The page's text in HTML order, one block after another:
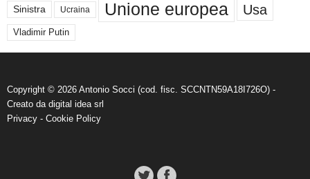
Sinistra Ucraina Unione europea Usa
Vladimir Putin
Copyright © 2026 Antonio Socci (cod. fisc. SCCNTN59A18I726O) -
Creato da digital idea srl
Privacy - Cookie Policy